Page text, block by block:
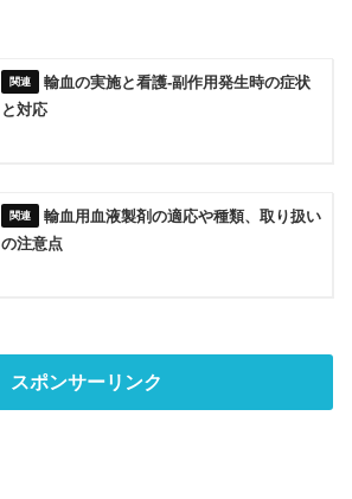
輸血の実施と看護‐副作用発生時の症状
と対応
輸血用血液製剤の適応や種類、取り扱い
の注意点
スポンサーリンク